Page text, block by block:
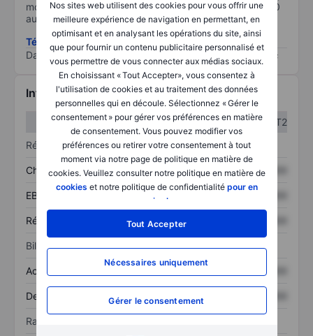
Nos sites web utilisent des cookies pour vous offrir une
meilleure expérience de navigation en permettant, en
optimisant et en analysant les opérations du site, ainsi
que pour fournir un contenu publicitaire personnalisé et
vous permettre de vous connecter aux médias sociaux.
En choisissant « Tout Accepter», vous consentez à
l'utilisation de cookies et au traitement des données
personnelles qui en découle. Sélectionnez « Gérer le
consentement » pour gérer vos préférences en matière
de consentement. Vous pouvez modifier vos
préférences ou retirer votre consentement à tout
moment via notre page de politique en matière de
cookies. Veuillez consulter notre politique en matière de
cookies et notre politique de confidentialité pour en
savoir plus
Tout Accepter
Nécessaires uniquement
Gérer le consentement
moins il est important (0 équivaut à aucun risque et 100
au risque le plus élevé).
Télécharger la méthodologie ESG (en anglais)
Data provided by
Informations financières
T1
T2
Résultats
Chiffre d’affaires XXXXXXX XXXXXXX
EBITDA XXXXXXX
Résultat net XXXXXXX
Bilan
Actif total XXXXXXX XXXXXXX
Dette totale XXXXXXX
Ratios